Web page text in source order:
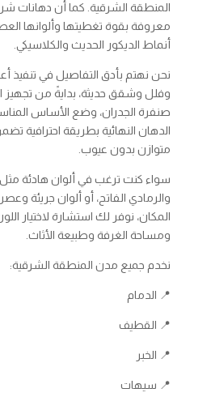
المنطقة الشرقية. كما أن دهانات
معروفة بقوة تغطيتها وألوانها
أنماط الديكور الحديث والكلاسيكي.
نحن نهتم بأدق التفاصيل في تنفيذ
وفلل وشقق حديثة، بدايةً من تجهيز
صنفرة الجدران، وضع الأساس
الدهان النهائية بطريقة احترافية
متوازن بدون عيوب.
سواء كنت ترغب في ألوان هادئة مثل
والرمادي الفاتح، أو ألوان جريئة
المكان، نوفر لك استشارة لاختيار
ومساحة الغرفة وطبيعة الأثاث.
نخدم جميع مدن المنطقة الشرقية:
📍 الدمام
📍 القطيف
📍 الخبر
📍 سيهات